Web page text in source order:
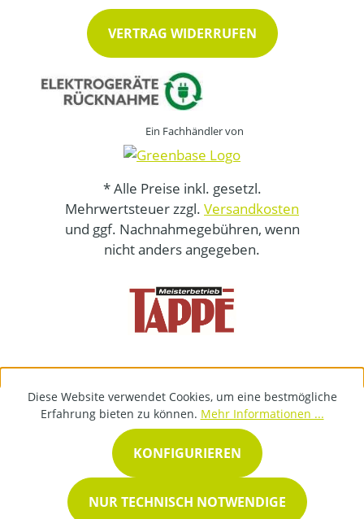
VERTRAG WIDERRUFEN
Ein Fachhändler von
* Alle Preise inkl. gesetzl.
Mehrwertsteuer zzgl. Versandkosten
und ggf. Nachnahmegebühren, wenn
nicht anders angegeben.
Diese Website verwendet Cookies, um eine bestmögliche
Erfahrung bieten zu können. Mehr Informationen ...
NUR TECHNISCH NOTWENDIGE
KONFIGURIEREN